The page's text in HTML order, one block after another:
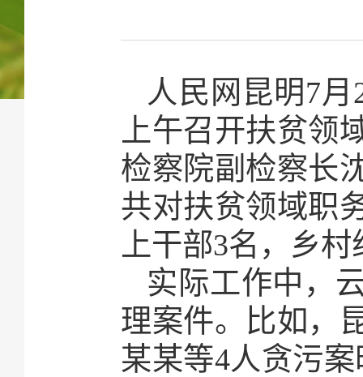
人民网昆明7
上午召开扶贫领
检察院副检察长
共对扶贫领域职
上干部3名，乡
实际工作中，
理案件。比如，
某某等4人贪污